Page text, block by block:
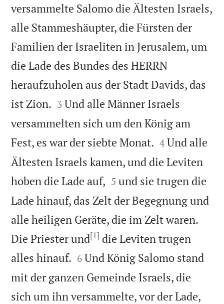
versammelte Salomo die Ältesten Israels,
alle Stammeshäupter, die Fürsten der
Familien der Israeliten in Jerusalem, um
die Lade des Bundes des HERRN
heraufzuholen aus der Stadt Davids, das
ist Zion. 

3 Und alle Männer Israels
versammelten sich um den König am
Fest, es war der siebte Monat. 

4 Und alle
Ältesten Israels kamen, und die Leviten
hoben die Lade auf, 

5 und sie trugen die
Lade hinauf, das Zelt der Begegnung und
alle heiligen Geräte, die im Zelt waren.
Die Priester und[1] die Leviten trugen
alles hinauf. 

6 Und König Salomo stand
mit der ganzen Gemeinde Israels, die
sich um ihn versammelte, vor der Lade,